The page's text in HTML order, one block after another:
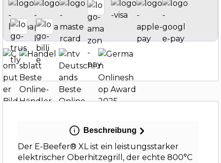
Beschreibung
Der E-Beefer® XL ist ein leistungsstarker
elektrischer Oberhitzegrill, der echte 800°C